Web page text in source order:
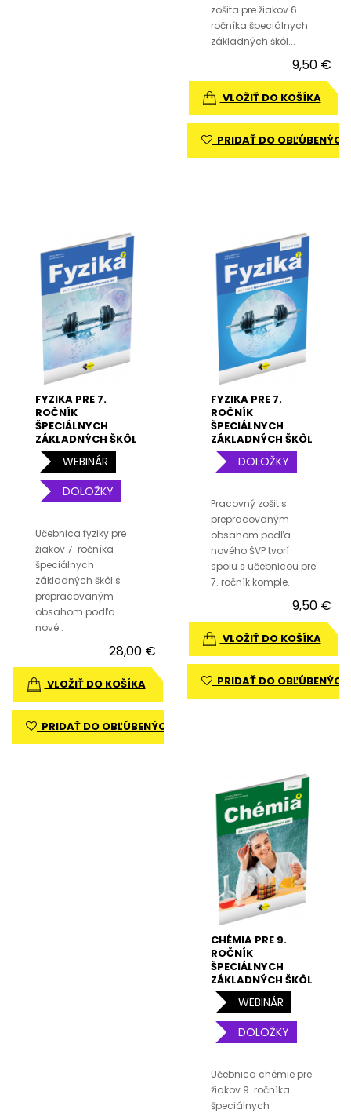
zošita pre žiakov 6.
ročníka špeciálnych
základných škôl...
9,50 €
VLOŽIŤ DO KOŠÍKA
PRIDAŤ DO OBĽÚBENÝCH
FYZIKA PRE 7.
ROČNÍK
ŠPECIÁLNYCH
ZÁKLADNÝCH ŠKÔL
– UČEBNICA
WEBINÁR
DOLOŽKY
Učebnica fyziky pre
žiakov 7. ročníka
špeciálnych
základných škôl s
prepracovaným
obsahom podľa
nové..
28,00 €
VLOŽIŤ DO KOŠÍKA
PRIDAŤ DO OBĽÚBENÝCH
FYZIKA PRE 7.
ROČNÍK
ŠPECIÁLNYCH
ZÁKLADNÝCH ŠKÔL
– PRACOVNÝ ZOŠIT
DOLOŽKY
Pracovný zošit s
prepracovaným
obsahom podľa
nového ŠVP tvorí
spolu s učebnicou pre
7. ročník komple..
9,50 €
VLOŽIŤ DO KOŠÍKA
PRIDAŤ DO OBĽÚBENÝCH
CHÉMIA PRE 9.
ROČNÍK
ŠPECIÁLNYCH
ZÁKLADNÝCH ŠKÔL
– UČEBNICA
WEBINÁR
DOLOŽKY
Učebnica chémie pre
žiakov 9. ročníka
špeciálnych